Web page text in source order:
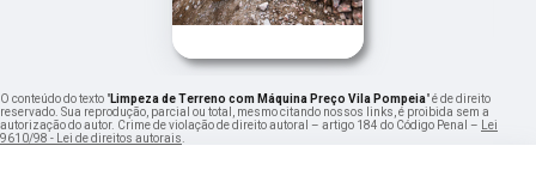
O conteúdo do texto "Limpeza de Terreno com Máquina Preço Vila Pompeia" é de direito
reservado. Sua reprodução, parcial ou total, mesmo citando nossos links, é proibida sem a
autorização do autor. Crime de violação de direito autoral – artigo 184 do Código Penal –
Lei
9610/98 - Lei de direitos autorais